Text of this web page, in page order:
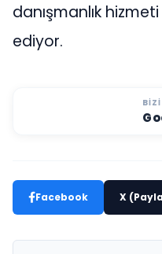
danışmanlık
ediyor.
Facebook X